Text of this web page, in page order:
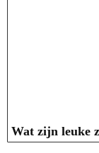
Wat zijn leuke